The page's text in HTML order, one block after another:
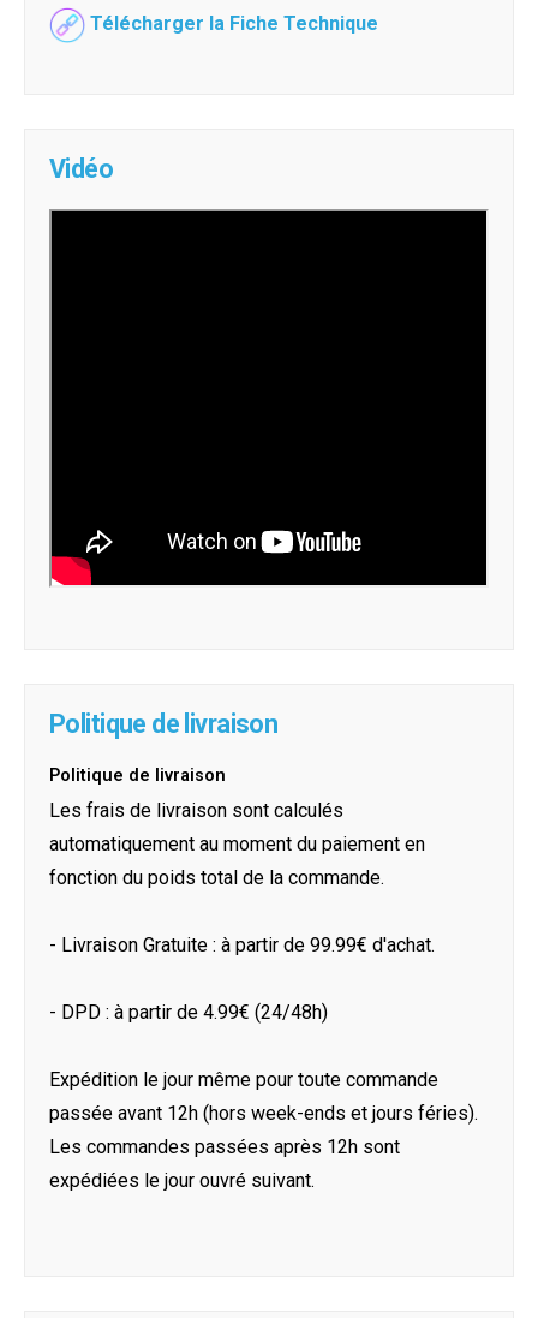
Télécharger la Fiche Technique
Vidéo
Politique de livraison
Politique de livraison
Les frais de livraison sont calculés
automatiquement au moment du paiement en
fonction du poids total de la commande.
- Livraison Gratuite : à partir de 99.99€ d'achat.
- DPD : à partir de 4.99€ (24/48h)
Expédition le jour même pour toute commande
passée avant 12h (hors week-ends et jours féries).
Les commandes passées après 12h sont
expédiées le jour ouvré suivant.